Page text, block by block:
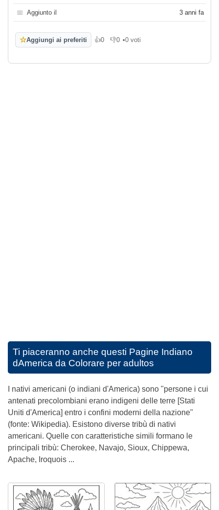
📅 Aggiunto il 3 anni fa
☆Aggiungi ai preferiti 👍0
Mi piace
👎0
Non mi piace
•0 voti
Ti piaceranno anche questi Pagine Indiano
dAmerica da Colorare per adultos
I nativi americani (o indiani d'America) sono "persone i cui
antenati precolombiani erano indigeni delle terre [Stati
Uniti d'America] entro i confini moderni della nazione"
(fonte: Wikipedia). Esistono diverse tribù di nativi
americani. Quelle con caratteristiche simili formano le
principali tribù: Cherokee, Navajo, Sioux, Chippewa,
Apache, Iroquois ...